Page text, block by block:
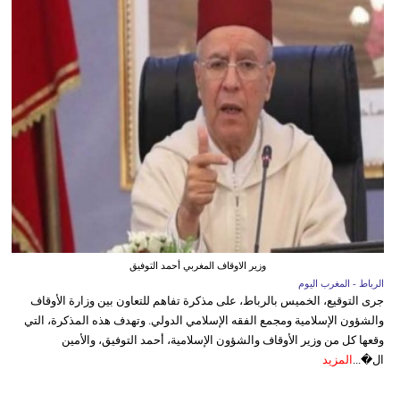
وزير الاوقاف المغربي أحمد التوفيق
الرباط - المغرب اليوم
جرى التوقيع، الخميس بالرباط، على مذكرة تفاهم للتعاون بين وزارة الأوقاف
والشؤون الإسلامية ومجمع الفقه الإسلامي الدولي. وتهدف هذه المذكرة، التي
وقعها كل من وزير الأوقاف والشؤون الإسلامية، أحمد التوفيق، والأمين
ال�... المزيد